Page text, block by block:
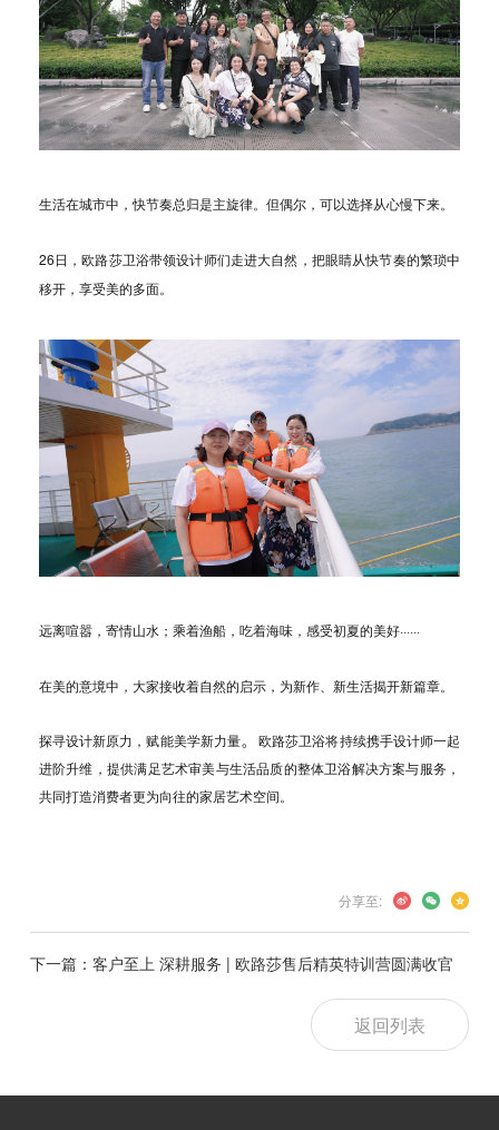
生活在城市中，快节奏总归是主旋律。但偶尔，可以选择从心慢下来。
26日 ，欧路莎卫浴带领设计师们走进大自然，把眼睛从快节奏的繁琐中
移开，享受美的多面。
远离喧嚣，寄情山水；乘着渔船，吃着海味，感受初夏的美好······
在美的意境中，大家接收着自然的启示，为新作、新生活揭开新篇章。
探寻设计新原力，赋能美学新力量。欧路莎卫浴将持续携手设计师一起
进阶升维，提供满足艺术审美与生活品质的整体卫浴解决方案与服务，
共同打造消费者更为向往的家居艺术空间。
分享至:
下一篇：客户至上 深耕服务 | 欧路莎售后精英特训营圆满收官
返回列表